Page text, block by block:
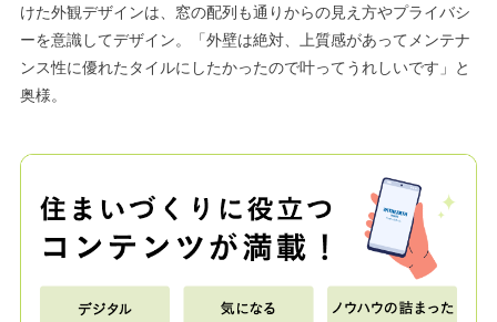
けた外観デザインは、窓の配列も通りからの見え方やプライバシ
ーを意識してデザイン。「外壁は絶対、上質感があってメンテナ
ンス性に優れたタイルにしたかったので叶ってうれしいです」と
奥様。